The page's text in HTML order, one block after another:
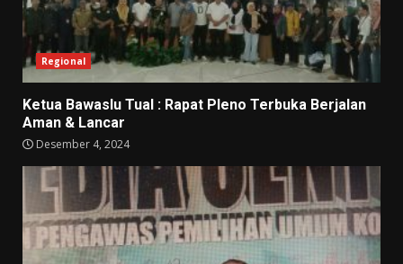
Regional
Ketua Bawaslu Tual : Rapat Pleno Terbuka Berjalan
Aman & Lancar
Desember 4, 2024